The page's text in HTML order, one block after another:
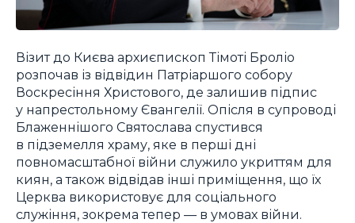
Візит до Києва архиєпископ Тімоті Броліо
розпочав із відвідин Патріаршого собору
Воскресіння Христового, де залишив підпис
у напрестольному Євангелії. Опісля в супроводі
Блаженнішого Святослава спустився
в підземелля храму, яке в перші дні
повномасштабної війни служило укриттям для
киян, а також відвідав інші приміщення, що їх
Церква використовує для соціального
служіння, зокрема тепер — в умовах війни.